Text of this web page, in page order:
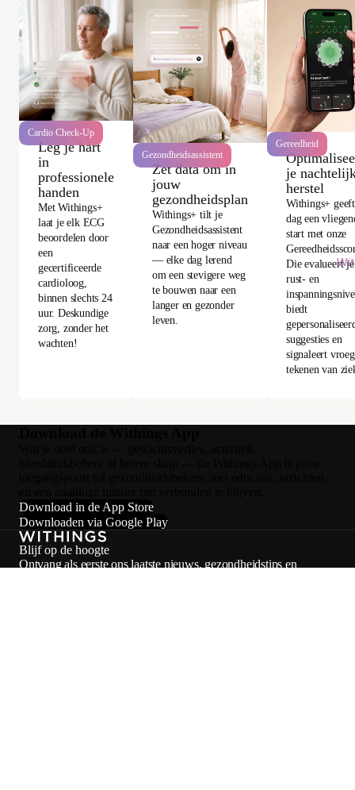
Cardio Check-Up
Leg je hart
in
professionele
handen
Met Withings+
laat je elk ECG
beoordelen door
een
gecertificeerde
cardioloog,
binnen slechts 24
uur. Deskundige
zorg, zonder het
wachten!
Gezondheidsassistent
Zet data om in
jouw
gezondheidsplan
Withings+ tilt je
Gezondheidsassistent
naar een hoger niveau
— elke dag lerend
om een stevigere weg
te bouwen naar een
langer en gezonder
leven.
Gereedheid
je
herstel
Withings+
dag een
start met onze
Die evalueert je
rust- en
biedt
suggesties en
signaleert
tekenen van
Download in de App Store
Downloaden via Google Play
Blijf op de hoogte
Ontvang als eerste ons laatste nieuws, gezondheidstips en